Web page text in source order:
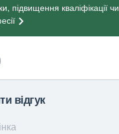
підвищення кваліфікації чи
відгук